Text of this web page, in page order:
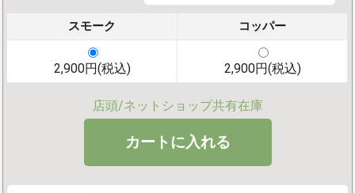
スモーク コッパー
2,900円(税込) 2,900円(税込)
店頭/ネットショップ共有在庫